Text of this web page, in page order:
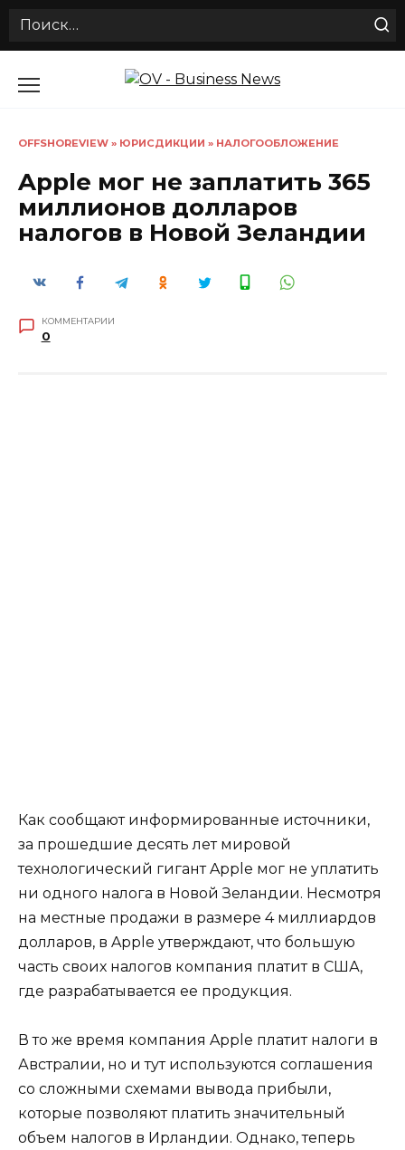
Search
OFFSHOREVIEW » ЮРИСДИКЦИИ » НАЛОГООБЛОЖЕНИЕ
Apple мог не заплатить 365
миллионов долларов
налогов в Новой Зеландии
КОММЕНТАРИИ
0
Как сообщают информированные источники,
за прошедшие десять лет мировой
технологический гигант Apple мог не уплатить
ни одного налога в Новой Зеландии. Несмотря
на местные продажи в размере 4 миллиардов
долларов, в Apple утверждают, что большую
часть своих налогов компания платит в США,
где разрабатывается ее продукция.
В то же время компания Apple платит налоги в
Австралии, но и тут используются соглашения
со сложными схемами вывода прибыли,
которые позволяют платить значительный
объем налогов в Ирландии. Однако, теперь